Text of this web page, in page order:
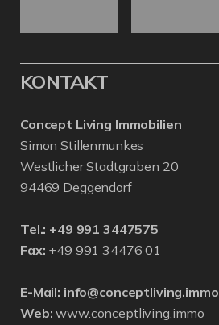
KONTAKT
Concept Living Immobilien
Simon Stillenmunkes
Westlicher Stadtgraben 20
94469 Deggendorf
Tel.: +49 991 3447575
Fax: +49 991 34476 01
E-Mail: info@conceptliving.immo
Web: www.conceptliving.immo